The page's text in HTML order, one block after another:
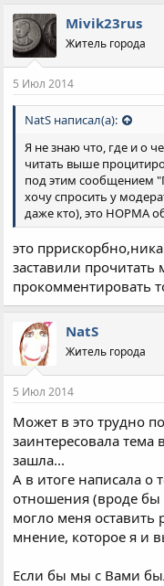
Mivik23rus
Житель города
5 Июл 2014
NatS написал(а):
Я не знаю что, где и о
читать выше
под этим сообщением
хочу спросить у
даже кто), это НОРМА
это
заставили
прокомментировать
NatS
Житель города
5 Июл 2014
Может в это трудно
заинтересовала тема
зашла...
А в итоге написала о
отношения (вроде бы
могло меня оставить
мнение, которое я и
Если бы мы с Вами